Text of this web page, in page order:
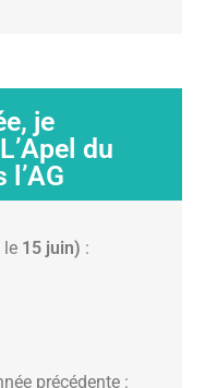
je
du
l’AG
le 15 juin) :
précédente :